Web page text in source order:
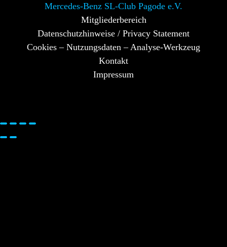
Mercedes-Benz SL-Club Pagode e.V.
Mitgliederbereich
Datenschutzhinweise / Privacy Statement
Cookies – Nutzungsdaten – Analyse-Werkzeug
Kontakt
Impressum